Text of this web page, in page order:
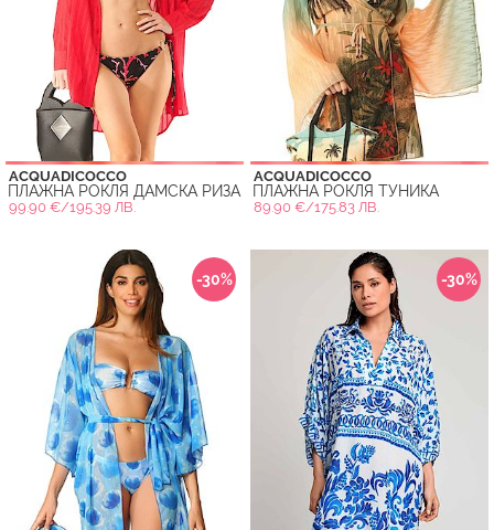
ACQUADICOCCO
ПЛАЖНА РОКЛЯ ДАМСКА РИЗА
99.90 €/195.39 ЛВ.
ACQUADICOCCO
ПЛАЖНА РОКЛЯ ТУНИКА
89.90 €/175.83 ЛВ.
-30% -30%